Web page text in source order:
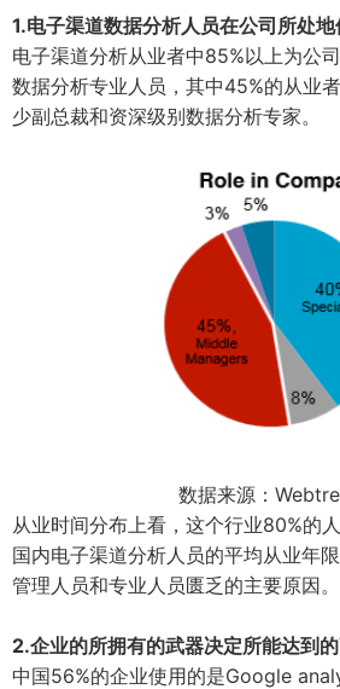
1.电子渠道数据分析人员在公司所处地
电子渠道分析从业者中85%以上为公
数据分析专业人员，其中45%的从业
少副总裁和资深级别数据分析专家。
数据来源：
从业时间分布上看，这个行业80%的
国内电子渠道分析人员的平均从业年
管理人员和专业人员匮乏的主要原因。
2.企业的所拥有的武器决定所能达到
中国56%的企业使用的是Google